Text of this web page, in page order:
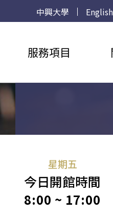
中興大學 English
服務項目
星期五
今日開館時間
8:00 ~ 17:00